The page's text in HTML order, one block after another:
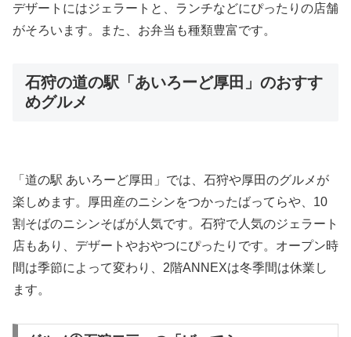
デザートにはジェラートと、ランチなどにぴったりの店舗
がそろいます。また、お弁当も種類豊富です。
石狩の道の駅「あいろーど厚田」のおすす
めグルメ
「道の駅 あいろーど厚田」では、石狩や厚田のグルメが
楽しめます。厚田産のニシンをつかったばってらや、10
割そばのニシンそばが人気です。石狩で人気のジェラート
店もあり、デザートやおやつにぴったりです。オープン時
間は季節によって変わり、2階ANNEXは冬季間は休業し
ます。